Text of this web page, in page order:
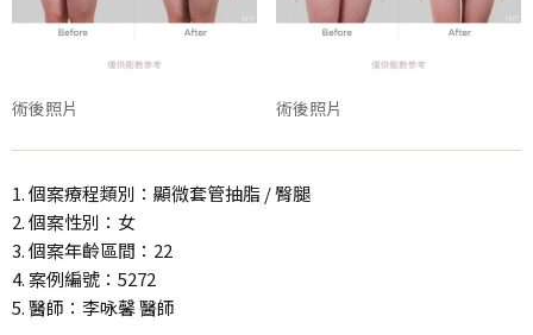
術後照片 術後照片
1. 個案療程類別：顯微套管抽脂 / 臀腿
2. 個案性別：女
3. 個案年齡區間：22
4. 案例編號：5272
5. 醫師：李咏馨 醫師